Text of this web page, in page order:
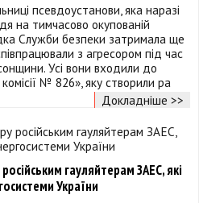
псевдоустанови, яка наразі
на тимчасово окупованій
Служби безпеки затримала ще
з агресором під час
Усі вони входили до
№ 826», яку створили ра
Докладніше >>
гауляйтерам ЗАЕС, які
України